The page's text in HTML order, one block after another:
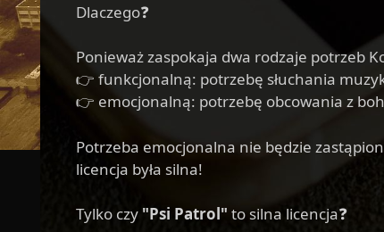
Dlaczego❓
Ponieważ zaspokaja dwa rodzaje potrzeb
👉 funkcjonalną: potrzebę słuchania
👉 emocjonalną: potrzebę obcowania z
Potrzeba emocjonalna nie będzie
licencja była silna!
Tylko czy "Psi Patrol" to silna licencja❓